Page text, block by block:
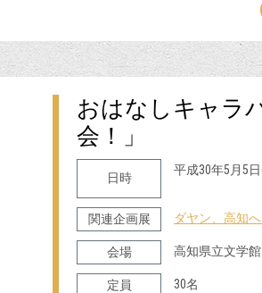
おはなしキャラ
会！」
日時
平成30
各日
関連企画展 ダヤン、高知
会場 高知県立文学
定員 30名